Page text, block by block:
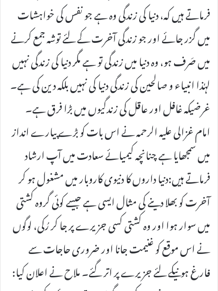
فرماتے ہیں کہ، دنیا کی زندگی وہ ہے جو نفس کی خواہشات
میں گزر جائے اور جو زندگی آخرت کے لئے توشہ جمع کرنے
میں صَرف ہو، وہ دنیا میں زندگی تو ہے مگر دنیا کی زندگی نہیں
لہٰذا انبیاء و صالحین کی زندگی دنیا کی نہیں بلکہ دین کی ہے۔
غرضیکہ غافل اور عاقل کی زندگیوں میں بڑا فرق ہے۔
امام غزالی علیہ الرحمہ نے اس بات کو بڑے پیارے انداز
میں سمجھایا ہے چنانچہ کیمیائے سعادت میں آپ ارشاد
فرماتے ہیں:دنیا داروں کا دنیوی کاروبار میں مشغول ہو کر
آخرت کو بھلا دینے کی مثال ایسی ہے جیسے کوئی گروہ کشتی
میں سوار ہوا اور وہ کشتی کسی جزیرے پر جا کر رُکی، لوگوں
نے اس موقع کو غنیمت جانا اور ضروری حاجات سے
فارغ ہونیکے لئے جزیرے پر اتر گئے۔ ملاح نے اعلان کیا: